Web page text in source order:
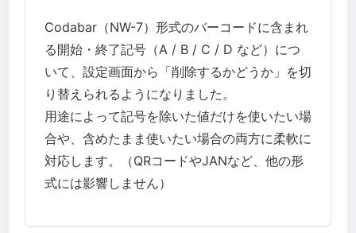
Codabar（NW-7）形式のバーコードに含まれ
る開始・終了記号（A / B / C / D など）につ
いて、設定画面から「削除するかどうか」を切
り替えられるようになりました。
用途によって記号を除いた値だけを使いたい場
合や、含めたまま使いたい場合の両方に柔軟に
対応します。（QRコードやJANなど、他の形
式には影響しません）